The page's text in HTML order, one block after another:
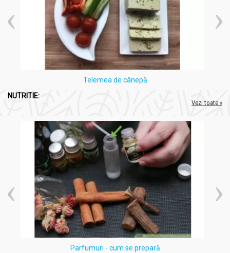
Telemea de cânepă
NUTRITIE:
Vezi toate »
Parfumuri - cum se prepară